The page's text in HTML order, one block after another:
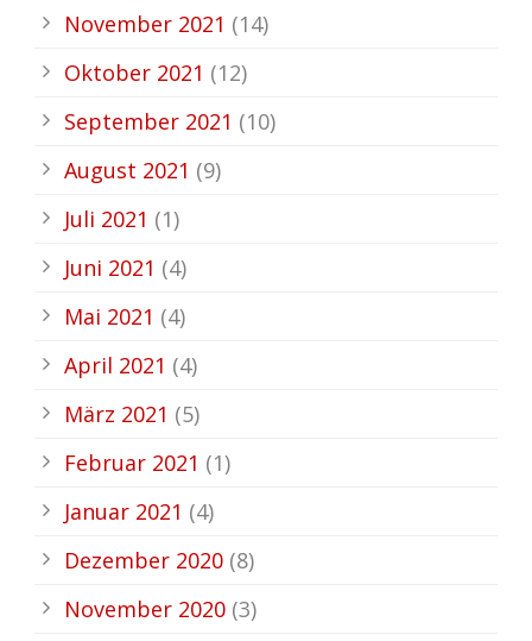
November 2021 (14)
Oktober 2021 (12)
September 2021 (10)
August 2021 (9)
Juli 2021 (1)
Juni 2021 (4)
Mai 2021 (4)
April 2021 (4)
März 2021 (5)
Februar 2021 (1)
Januar 2021 (4)
Dezember 2020 (8)
November 2020 (3)